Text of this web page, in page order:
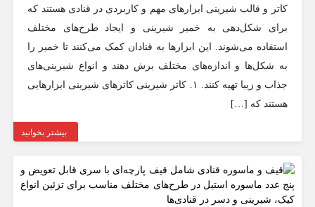
کاتر و قالب شیرینی ابزارهای مهم و کاربردی در قنادی هستند که
برای شکل‌دهی به خمیر شیرینی و ایجاد طرح‌های مختلف
استفاده می‌شوند. این ابزارها به قنادان کمک می‌کنند تا خمیر را
به شکل‌ها و اندازه‌های مختلف برش دهند و انواع شیرینی‌های
جذاب و زیبا تهیه کنند. ۱. کاتر شیرینی کاترهای شیرینی ابزارهایی
هستند که […]
بیشتر بخوانید